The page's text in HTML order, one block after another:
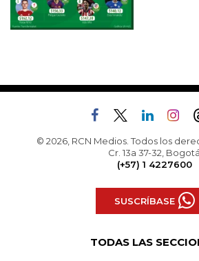
© 2026, RCN Medios. Todos los
Cr. 13a 37-32, Bogotá
(+57) 1 4227600
SUSCRÍBASE
TODAS LAS